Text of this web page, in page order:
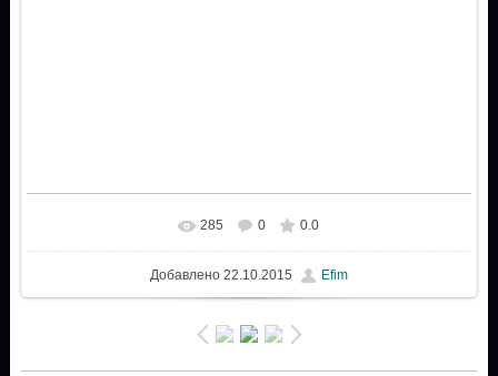
285 0 0.0
Добавлено22.10.2015 Efim